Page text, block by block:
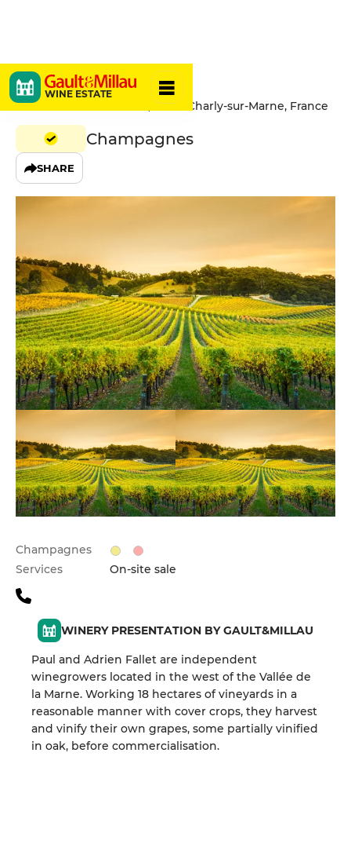
WINE ESTATE
Fallet Dart
2 Rue des Clos du Mont, 02310 Charly-sur-Marne, France
Champagnes
SHARE
Champagnes
Services
On-site sale
WINERY PRESENTATION BY GAULT&MILLAU
Paul and Adrien Fallet are independent
winegrowers located in the west of the Vallée de
la Marne. Working 18 hectares of vineyards in a
reasonable manner with cover crops, they harvest
and vinify their own grapes, some partially vinified
in oak, before commercialisation.